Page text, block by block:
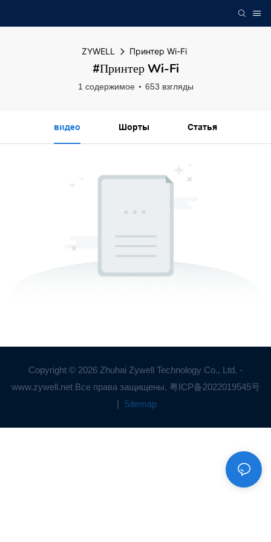
ZYWELL Принтер Wi-Fi
#Принтер Wi-Fi
1 содержимое 653 взгляды
видео Шорты Статья
Copyright © 2026 Zhuhai Zywell Technology Co., Ltd. -
www.zywell.net Все права защищены. 粤ICP备2022019545号
| Sitemap